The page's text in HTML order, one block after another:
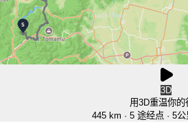
3D
用3D重温你的
445 km · 5 途经点 · 5